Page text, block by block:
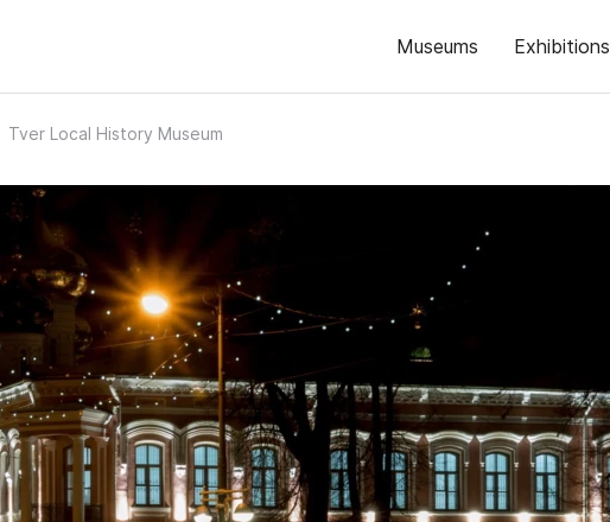
Museums Exhibitions
Tver Local History Museum